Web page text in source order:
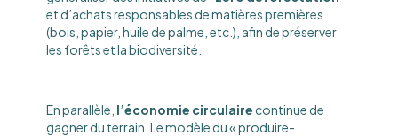
et d’achats responsables de matières premières
(bois, papier, huile de palme, etc.), afin de préserver
les forêts et la biodiversité.
En parallèle, l’économie circulaire continue de
gagner du terrain. Le modèle du « produire-